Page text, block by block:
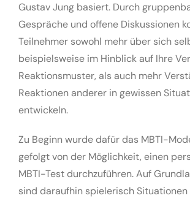
Gustav Jung basiert. Durch
Gespräche und offene Diskussionen
Teilnehmer sowohl mehr über sich
beispielsweise im Hinblick auf Ihre
Reaktionsmuster, als auch mehr
Reaktionen anderer in gewissen
entwickeln.
Zu Beginn wurde dafür das MBTI-
gefolgt von der Möglichkeit, einen
MBTI-Test durchzuführen. Auf
sind daraufhin spielerisch